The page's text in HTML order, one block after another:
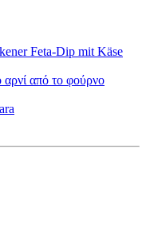
Feta-Dip mit Käse
από το φούρνο